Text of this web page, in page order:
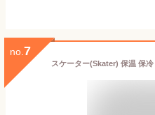
no. 7